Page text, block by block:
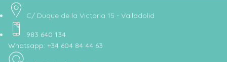
C/ Duque de la Victoria 15 - Valladolid
983 640 134
Whatsapp: +34 604 84 44 63